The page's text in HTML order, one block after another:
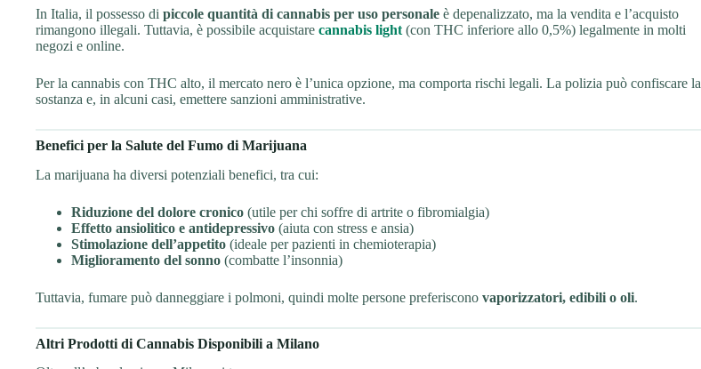
In Italia, il possesso di piccole quantità di cannabis per uso personale è depenalizzato, ma la vendita e l’acquisto
rimangono illegali. Tuttavia, è possibile acquistare cannabis light (con THC inferiore allo 0,5%) legalmente in molti
negozi e online.
Per la cannabis con THC alto, il mercato nero è l’unica opzione, ma comporta rischi legali. La polizia può confiscare la
sostanza e, in alcuni casi, emettere sanzioni amministrative.
Benefici per la Salute del Fumo di Marijuana
La marijuana ha diversi potenziali benefici, tra cui:
Riduzione del dolore cronico (utile per chi soffre di artrite o fibromialgia)
Effetto ansiolitico e antidepressivo (aiuta con stress e ansia)
Stimolazione dell’appetito (ideale per pazienti in chemioterapia)
Miglioramento del sonno (combatte l’insonnia)
Tuttavia, fumare può danneggiare i polmoni, quindi molte persone preferiscono vaporizzatori, edibili o oli.
Altri Prodotti di Cannabis Disponibili a Milano